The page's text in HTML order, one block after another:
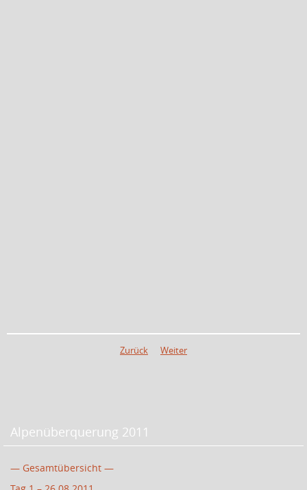
Zurück Weiter
Alpenüberquerung 2011
— Gesamtübersicht —